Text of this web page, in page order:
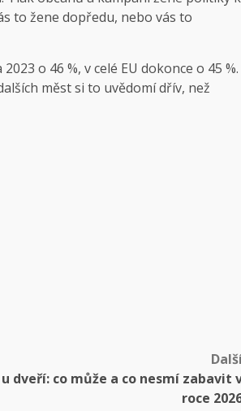
to žene dopředu, nebo vás to
o 46 %, v celé EU dokonce o 45 %.
měst si to uvědomí dřív, než
dveří: co může a co nesmí zabavit
roce